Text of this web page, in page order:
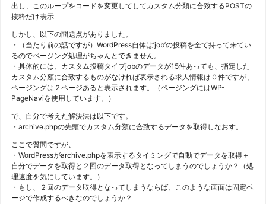
出し、このループをコードを変更してしてカスタム分類に合致するPOSTの
抜粋だけ表示
しかし、以下の問題点がありました。
・（当たり前の話ですが）WordPress自体は’job’の投稿を全て持って来てい
るのでページング処理がちゃんとできません。
・具体的には、カスタム投稿タイプjobのデータが15件あっても、指定した
カスタム分類に合致するものがなければ表示される求人情報は０件ですが、
ページングは２ページあると表示されます。（ページングにはWP-
PageNaviを使用しています。）
で、自分で考えた解決法は以下です。
・archive.phpの先頭でカスタム分類に合致するデータを取得しなおす。
ここで質問ですが、
・WordPressがarchive.phpを表示するタイミングで自動でデータを取得＋
自分でデータを取得と２回のデータ取得となってしまうのでしょうか？（処
理速度を気にしています。）
・もし、２回のデータ取得となってしまうならば、このような画面は固定ペ
ージで作成するべきなのでしょうか？